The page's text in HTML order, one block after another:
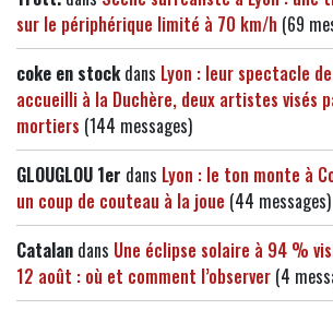
sur le périphérique limité à 70 km/h (69
coke en stockdans Lyon : leur spectacle
accueilli à la Duchère, deux artistes visés
mortiers (144 messages)
GLOUGLOU 1er dans Lyon : le ton monte à
un coup de couteau à la joue (44 messages)
Catalan dans Une éclipse solaire à 94 %
12 août : où et comment l’observer (4